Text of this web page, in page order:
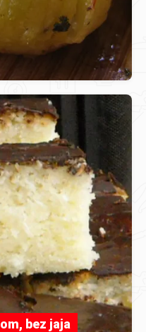
bez jaja